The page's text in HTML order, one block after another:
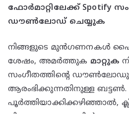
ഫോർമാറ്റിലേക്ക് Spotify
ഡൗൺലോഡ് ചെയ്യുക
നിങ്ങളുടെ മുൻഗണനകൾ
ശേഷം, അമർത്തുക മാറ്റുക
സംഗീതത്തിന്റെ
ആരംഭിക്കുന്നതിനുള്ള ബട്ടൺ.
പൂർത്തിയാക്കിക്കഴിഞ്ഞാൽ,